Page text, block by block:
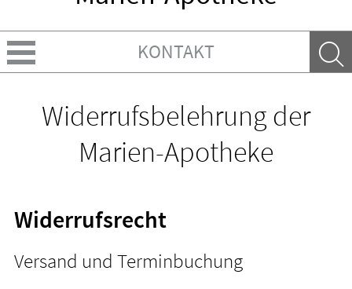
KONTAKT
Krankheiten & Therapie
HOMÖOPATHIE
Widerrufsbelehrung der
Marien-Apotheke
Widerrufsrecht
Versand und Terminbuchung